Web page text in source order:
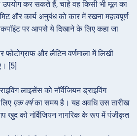
उपयोग कर सकते हैं, चाहे वह किसी भी मूल का
और कार्य अनुबंध को कार में रखना महत्वपूर्ण
पर आपसे ये दिखाने के लिए कहा जा
फोटोग्राफ और लैटिन वर्णमाला में लिखी
[5]
लाइसेंस को नॉर्वेजियन ड्राइविंग
एक वर्षका समय है। यह अवधि उस तारीख
खुद को नॉर्वेजियन नागरिक के रूप में पंजीकृत